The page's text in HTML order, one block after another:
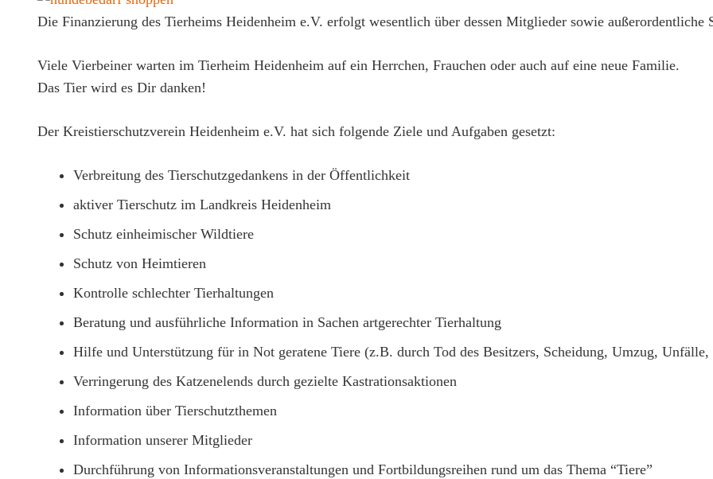
Die Finanzierung des Tierheims Heidenheim e.V. erfolgt wesentlich über dessen Mitglieder sowie außerordentliche
Viele Vierbeiner warten im Tierheim Heidenheim auf ein Herrchen, Frauchen oder auch auf eine neue Familie.
Das Tier wird es Dir danken!
Der Kreistierschutzverein Heidenheim e.V. hat sich folgende Ziele und Aufgaben gesetzt:
Verbreitung des Tierschutzgedankens in der Öffentlichkeit
aktiver Tierschutz im Landkreis Heidenheim
Schutz einheimischer Wildtiere
Schutz von Heimtieren
Kontrolle schlechter Tierhaltungen
Beratung und ausführliche Information in Sachen artgerechter Tierhaltung
Hilfe und Unterstützung für in Not geratene Tiere (z.B. durch Tod des Besitzers, Scheidung, Umzug, Unfälle,
Verringerung des Katzenelends durch gezielte Kastrationsaktionen
Information über Tierschutzthemen
Information unserer Mitglieder
Durchführung von Informationsveranstaltungen und Fortbildungsreihen rund um das Thema “Tiere”